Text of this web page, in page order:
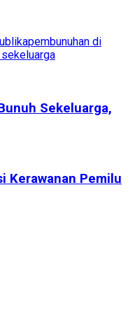
pembunuhan di
Sekeluarga,
Kerawanan Pemilu